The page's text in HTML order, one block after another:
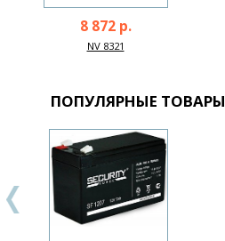
8 872 р.
NV 8321
ПОПУЛЯРНЫЕ ТОВАРЫ